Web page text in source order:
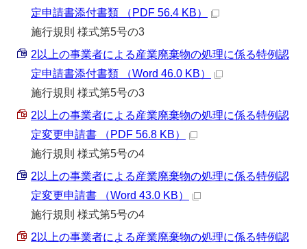
定申請書添付書類 （PDF 56.4 KB）
施行規則 様式第5号の3
2以上の事業者による産業廃棄物の処理に係る特例認
定申請書添付書類 （Word 46.0 KB）
施行規則 様式第5号の3
2以上の事業者による産業廃棄物の処理に係る特例認
定変更申請書 （PDF 56.8 KB）
施行規則 様式第5号の4
2以上の事業者による産業廃棄物の処理に係る特例認
定変更申請書 （Word 43.0 KB）
施行規則 様式第5号の4
2以上の事業者による産業廃棄物の処理に係る特例認